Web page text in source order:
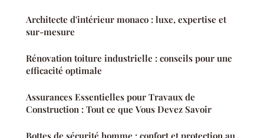
Architecte d'intérieur monaco : luxe, expertise et
sur-mesure
Rénovation toiture industrielle : conseils pour une
efficacité optimale
Assurances Essentielles pour Travaux de
Construction : Tout ce que Vous Devez Savoir